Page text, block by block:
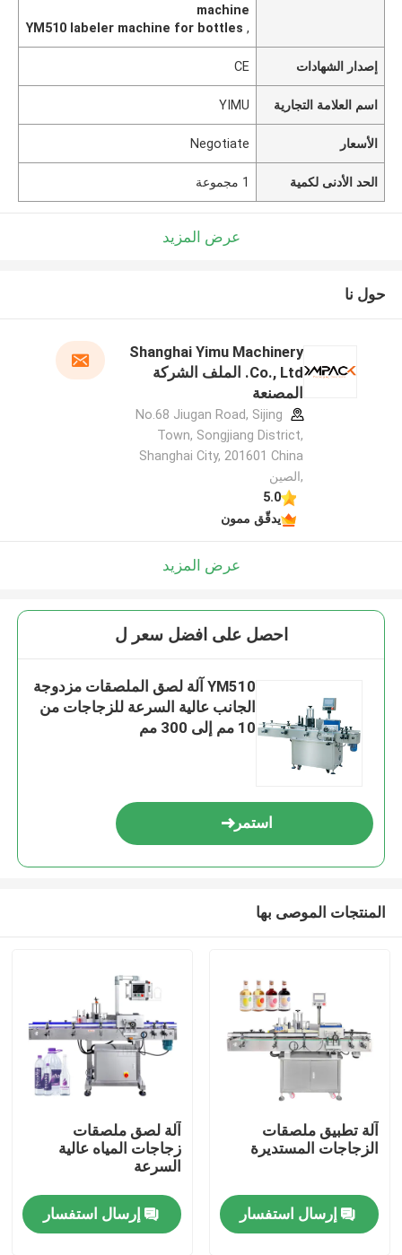
مسكن
منتجات
machine
,
YM510 labeler machine for bottles
إصدار الشهادات CE
اسم العلامة التجارية YIMU
الأسعار Negotiate
الحد الأدنى لكمية 1 مجموعة
عرض المزيد
حول نا
Shanghai Yimu Machinery
Co., Ltd. الملف الشركة
المصنعة
No.68 Jiugan Road, Sijing
Town, Songjiang District,
Shanghai City, 201601 China
,الصين
5.0
يدقّق ممون
عرض المزيد
احصل على افضل سعر ل
YM510 آلة لصق الملصقات مزدوجة
الجانب عالية السرعة للزجاجات من
10 مم إلى 300 مم
استمر
المنتجات الموصى بها
آلة تطبيق ملصقات
الزجاجات المستديرة
إرسال استفسار
آلة لصق ملصقات
زجاجات المياه عالية
السرعة
إرسال استفسار